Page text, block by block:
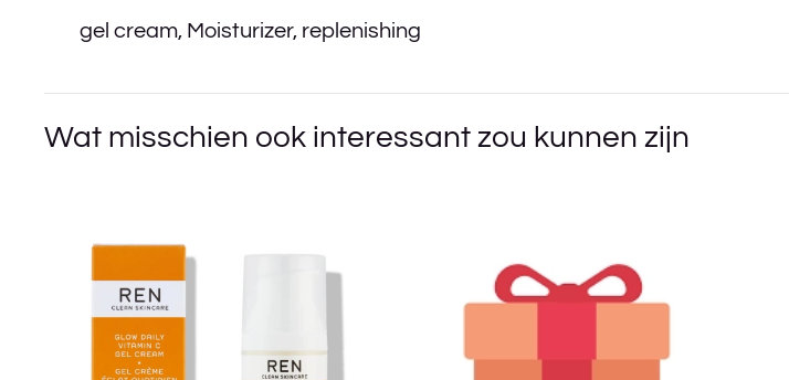
gel cream, Moisturizer, replenishing
Wat misschien ook interessant zou kunnen zijn